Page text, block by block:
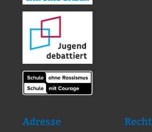
Adresse